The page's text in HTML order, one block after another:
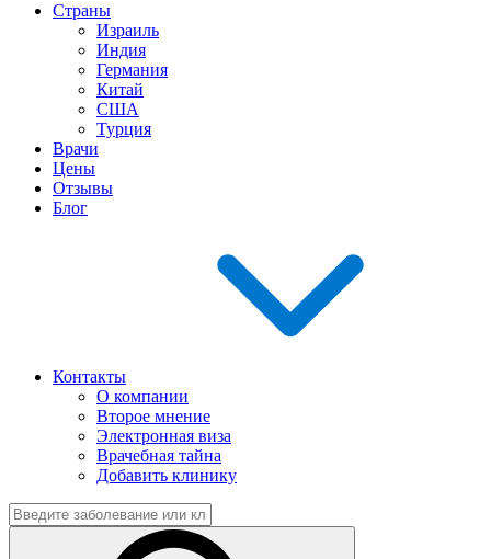
Страны
Израиль
Индия
Германия
Китай
США
Турция
Врачи
Цены
Отзывы
Блог
Контакты
О компании
Второе мнение
Электронная виза
Врачебная тайна
Добавить клинику